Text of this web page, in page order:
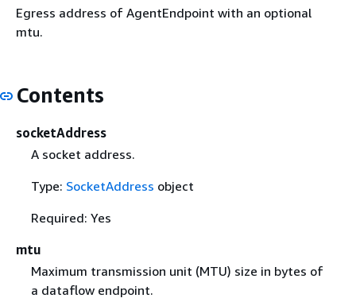
Egress address of AgentEndpoint with an optional
mtu.
Contents
socketAddress
A socket address.
Type: SocketAddress object
Required: Yes
mtu
Maximum transmission unit (MTU) size in bytes of
a dataflow endpoint.